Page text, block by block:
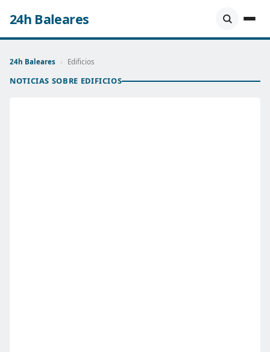
24h Baleares
24h Baleares › Edificios
NOTICIAS SOBRE EDIFICIOS